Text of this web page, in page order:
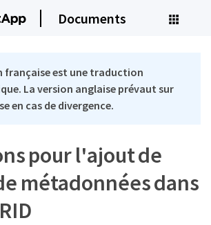
Documents
française est une traduction
La version anglaise prévaut sur
en cas de divergence.
pour l'ajout de
métadonnées dans